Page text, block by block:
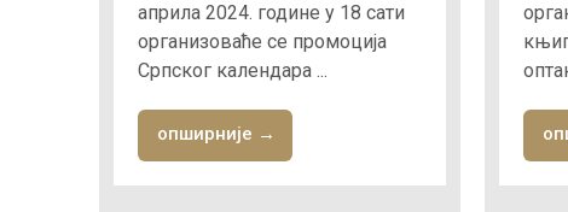
априла 2024. године у 18 сати
организоваће се промоција
Српског календара ...
опширније →